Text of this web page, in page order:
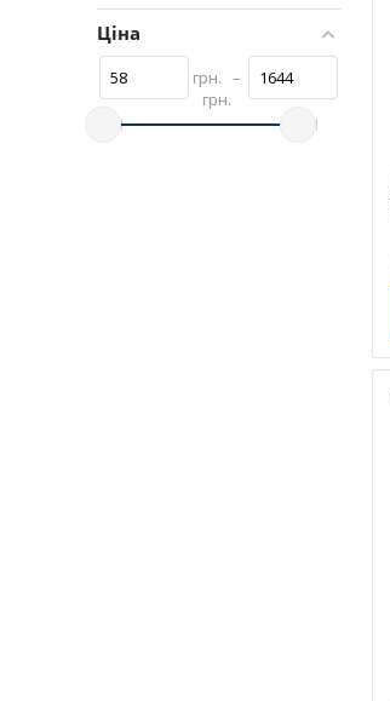
Ціна
грн. –
грн.